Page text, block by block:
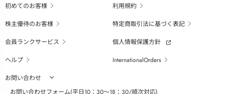
初めてのお客様
利用規約
株主優待のお客様
特定商取引法に基づく表記
会員ランクサービス
個人情報保護方針
ヘルプ
InternationalOrders
お問い合わせ
お問い合わせフォーム(平日10：30～18：30/順次対応)